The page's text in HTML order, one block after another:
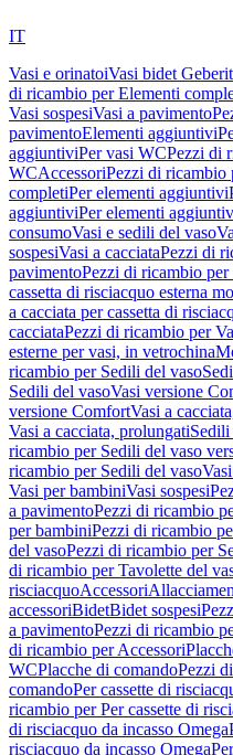
IT
Vasi e orinatoiVasi bidet
di ricambio per Elementi
Vasi sospesiVasi a pavimento
pavimentoElementi aggiuntivi
aggiuntiviPer vasi WCPezzi di
WCAccessoriPezzi di ricambio
completiPer elementi aggiuntivi
aggiuntiviPer elementi
consumoVasi e sedili del vaso
sospesiVasi a cacciataPezzi di
pavimentoPezzi di ricambio
cassetta di risciacquo esterna
a cacciata per cassetta di
cacciataPezzi di ricambio per
esterne per vasi, in vetrochina
ricambio per Sedili del vaso
Sedili del vasoVasi versione
versione ComfortVasi a
Vasi a cacciata, prolungati
ricambio per Sedili del vaso
ricambio per Sedili del vaso
Vasi per bambiniVasi sospesi
a pavimentoPezzi di ricambio
per bambiniPezzi di ricambio
del vasoPezzi di ricambio per
di ricambio per Tavolette del
risciacquoAccessori
accessoriBidetBidet sospesi
a pavimentoPezzi di ricambio
di ricambio per Accessori
WCPlacche di comandoPezzi
comandoPer cassette di
ricambio per Per cassette di
di risciacquo da incasso Omega
risciacquo da incasso Omega